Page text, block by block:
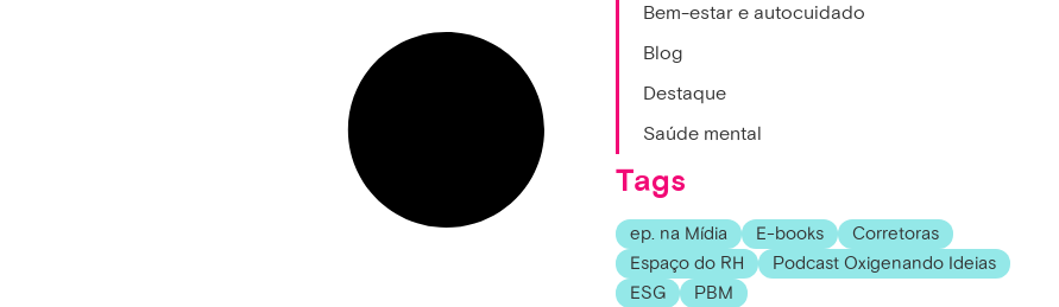
Bem-estar e autocuidado
Blog
Destaque
Saúde mental
Tags
ep. na Mídia E-books
Corretoras
Espaço do RH
Podcast Oxigenando Ideias
ESG
PBM